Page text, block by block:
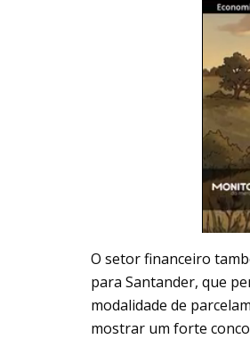
O setor financeiro
para Santander, que
modalidade de
mostrar um forte